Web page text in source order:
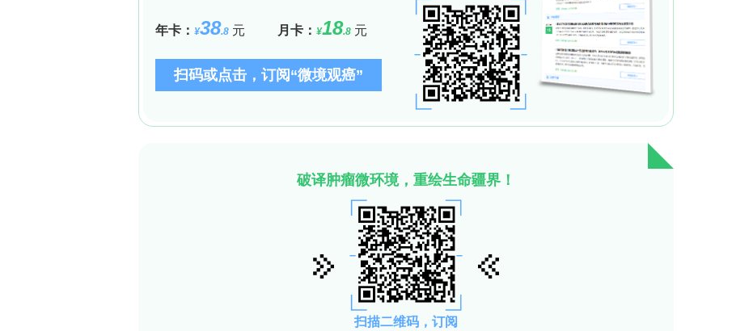
54%的GBM患者存在COX-2高表达，这一比例远高于传统血管生成标志物VEGF（>85%表达
率），使COX-2具备更优的患者分层能力。研究结果揭示了BEV在特定分子亚群中的生存获益
机制：通过抑制COX-2/VEGF通路异常激活的肿瘤血管生成，逆转高COX-2表达相关的恶性进
尽管存在回顾性设计和样本量有限等局限性，但该研究为BEV的精准应用提供了强有力证据。
对于医疗资源丰富的国家，可考虑将COX-2检测纳入ndGBM诊疗流程，扩展BEV适应症；而
在已批准BEV一线应用的日本，依据COX-2表达限制用药人群可能显著提升成本效益。未来需
在前瞻性临床试验中验证这一生物标志物，并探索其在复发GBM中的应用价值。这项研究标志
着GBM治疗向分子分型指导的个体化时代迈出关键一步。
打赏